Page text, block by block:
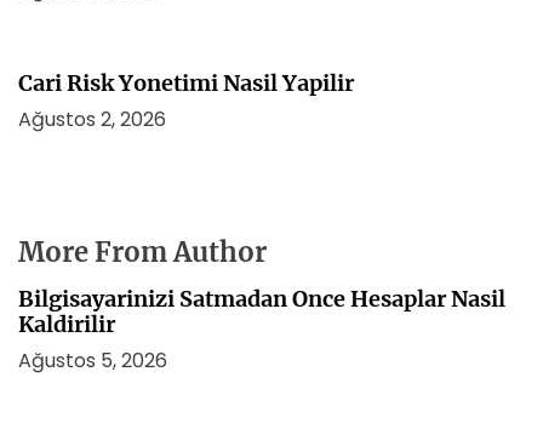
Cari Risk Yonetimi Nasil Yapilir
Ağustos 2, 2026
More From Author
Bilgisayarinizi Satmadan Once Hesaplar Nasil
Kaldirilir
Ağustos 5, 2026